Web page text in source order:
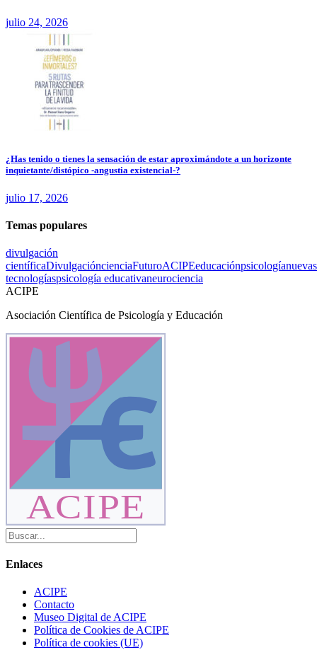
julio 24, 2026
¿Has tenido o tienes la sensación de estar aproximándote a un horizonte
inquietante/distópico -angustia existencial-?
julio 17, 2026
Temas populares
divulgación
científicaDivulgacióncienciaFuturoACIPEeducaciónpsicologíanuevas
tecnologíaspsicología educativaneurociencia
ACIPE
Asociación Científica de Psicología y Educación
ACIPE
Enlaces
ACIPE
Contacto
Museo Digital de ACIPE
Política de Cookies de ACIPE
Política de cookies (UE)